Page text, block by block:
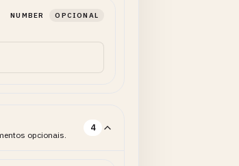
NUMBER OPCIONAL
opcionais.
4